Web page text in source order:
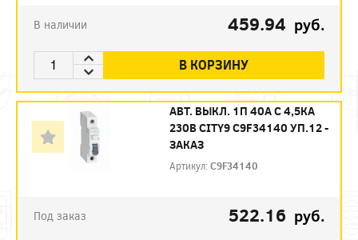
В наличии 459.94 руб.
В КОРЗИНУ
АВТ. ВЫКЛ. 1П 40А С 4,5КА
230В CITY9 C9F34140 УП.12 -
ЗАКАЗ
Артикул:C9F34140
Под заказ 522.16 руб.